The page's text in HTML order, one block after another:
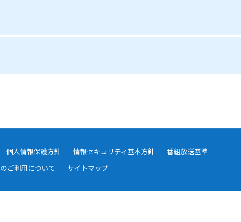
個人情報保護方針 情報セキュリティ基本方針
番組放送基準
ご利用について サイトマップ